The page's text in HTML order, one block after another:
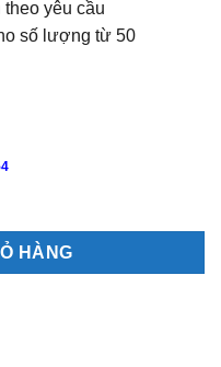
yêu cầu
số lượng từ 50
HÀNG